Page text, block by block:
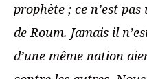
prophète ; ce n’est
de Roum. Jamais il
d’une même nation